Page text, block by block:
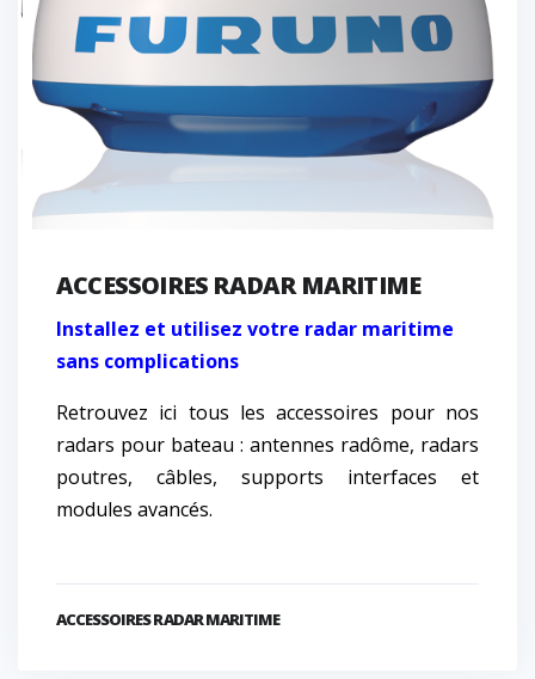
ACCESSOIRES RADAR MARITIME
Installez et utilisez votre radar maritime
sans complications
Retrouvez ici tous les accessoires pour nos
radars pour bateau : antennes radôme, radars
poutres, câbles, supports interfaces et
modules avancés.
ACCESSOIRES RADAR MARITIME